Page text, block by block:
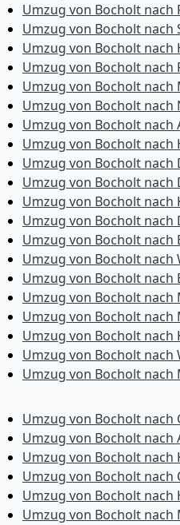
Umzug von Bocholt nach
Umzug von Bocholt
Umzug von Bocholt nach
Umzug von Bocholt
Umzug von Bocholt nach
Umzug von Bocholt nach
Umzug von Bocholt nach
Umzug von Bocholt nach
Umzug von Bocholt nach
Umzug von Bocholt nach
Umzug von Bocholt nach
Umzug von Bocholt nach
Umzug von Bocholt nach
Umzug von Bocholt nach
Umzug von Bocholt nach
Umzug von Bocholt nach
Umzug von Bocholt nach
Umzug von Bocholt nach
Umzug von Bocholt nach
Umzug von Bocholt nach
Umzug von Bocholt nach
Umzug von Bocholt nach
Umzug von Bocholt nach
Umzug von Bocholt nach
Umzug von Bocholt nach
Umzug von Bocholt nach